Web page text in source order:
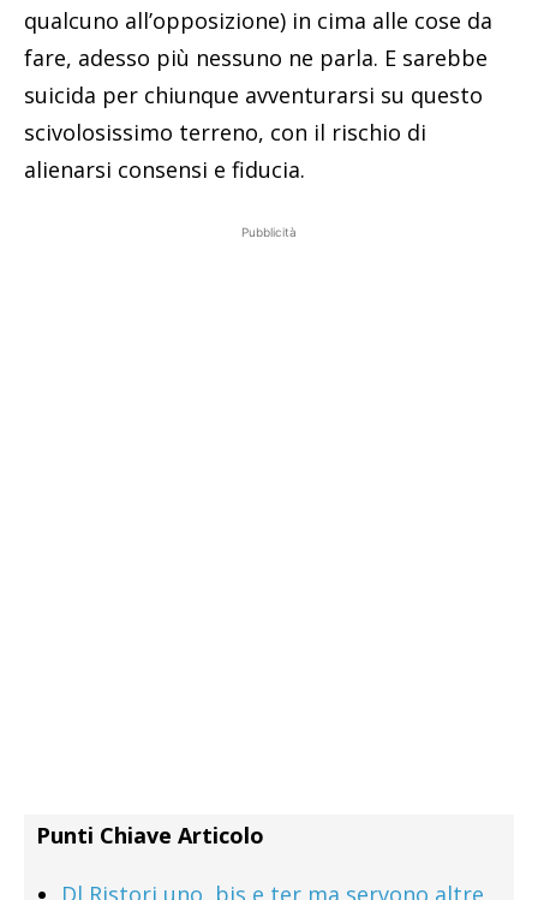
qualcuno all’opposizione) in cima alle cose da
fare, adesso più nessuno ne parla. E sarebbe
suicida per chiunque avventurarsi su questo
scivolosissimo terreno, con il rischio di
alienarsi consensi e fiducia.
Pubblicità
Punti Chiave Articolo